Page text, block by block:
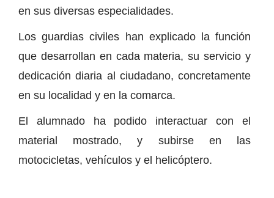
en sus diversas especialidades.
Los guardias civiles han explicado la función
que desarrollan en cada materia, su servicio y
dedicación diaria al ciudadano, concretamente
en su localidad y en la comarca.
El alumnado ha podido interactuar con el
material mostrado, y subirse en las
motocicletas, vehículos y el helicóptero.